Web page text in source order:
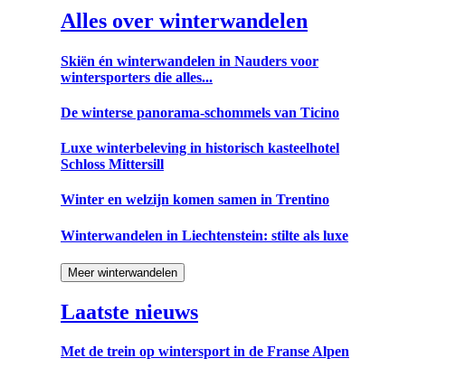
Alles over winterwandelen
Skiën én winterwandelen in Nauders voor
wintersporters die alles...
De winterse panorama-schommels van Ticino
Luxe winterbeleving in historisch kasteelhotel
Schloss Mittersill
Winter en welzijn komen samen in Trentino
Winterwandelen in Liechtenstein: stilte als luxe
Meer winterwandelen
Laatste nieuws
Met de trein op wintersport in de Franse Alpen